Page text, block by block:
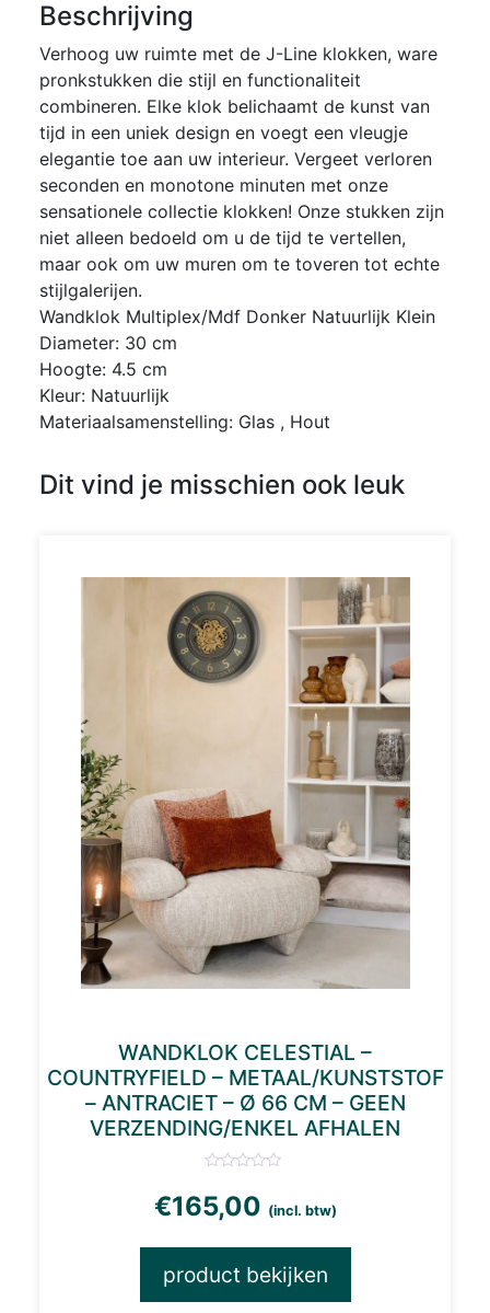
Beschrijving
Verhoog uw ruimte met de J-Line klokken, ware
pronkstukken die stijl en functionaliteit
combineren. Elke klok belichaamt de kunst van
tijd in een uniek design en voegt een vleugje
elegantie toe aan uw interieur. Vergeet verloren
seconden en monotone minuten met onze
sensationele collectie klokken! Onze stukken zijn
niet alleen bedoeld om u de tijd te vertellen,
maar ook om uw muren om te toveren tot echte
stijlgalerijen.
Wandklok Multiplex/Mdf Donker Natuurlijk Klein
Diameter: 30 cm
Hoogte: 4.5 cm
Kleur: Natuurlijk
Materiaalsamenstelling: Glas , Hout
Dit vind je misschien ook leuk
WANDKLOK CELESTIAL –
COUNTRYFIELD – METAAL/KUNSTSTOF
– ANTRACIET – Ø 66 CM – GEEN
VERZENDING/ENKEL AFHALEN
€165,00 (incl. btw)
product bekijken